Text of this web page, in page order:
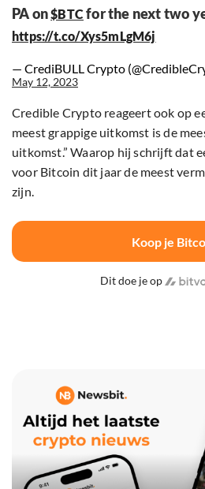
PA on$BTCfor the next two
https://t.co/Xys5mLgM6j
— CrediBULL Crypto
May 12, 2023
Credible Crypto reageert ook op
meest grappige uitkomst is de
uitkomst.” Waarop hij schrijft dat
voor Bitcoin dit jaar de meest
zijn.
Koop je
Dit doe je op